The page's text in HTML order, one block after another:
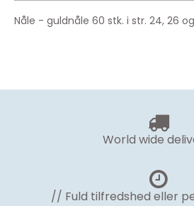
Nåle - guldnåle 60 stk. i str. 24, 26
World wide
// Fuld tilfredshed eller